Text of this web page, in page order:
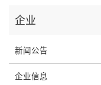
企业
新闻公告
企业信息